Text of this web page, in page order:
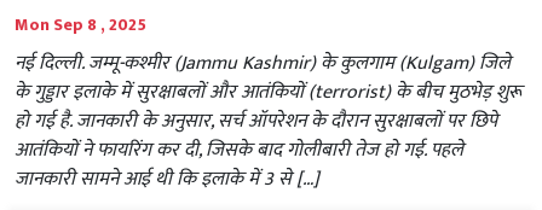
Mon Sep 8 , 2025
नई दिल्ली. जम्मू-कश्मीर (Jammu Kashmir) के कुलगाम (Kulgam) जिले
के गुड्डार इलाके में सुरक्षाबलों और आतंकियों (terrorist) के बीच मुठभेड़ शुरू
हो गई है. जानकारी के अनुसार, सर्च ऑपरेशन के दौरान सुरक्षाबलों पर छिपे
आतंकियों ने फायरिंग कर दी, जिसके बाद गोलीबारी तेज हो गई. पहले
जानकारी सामने आई थी कि इलाके में 3 से […]